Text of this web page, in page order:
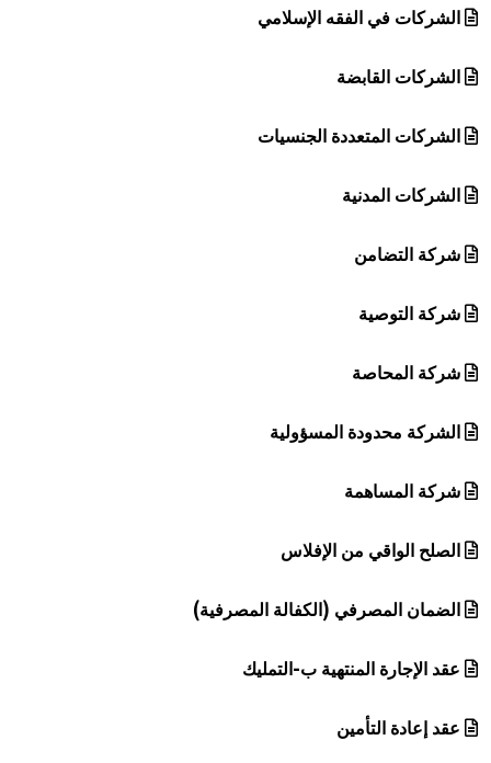
الشركات في الفقه الإسلامي
الشركات القابضة
الشركات المتعددة الجنسيات
الشركات المدنية
شركة التضامن
شركة التوصية
شركة المحاصة
الشركة محدودة المسؤولية
شركة المساهمة
الصلح الواقي من الإفلاس
الضمان المصرفي (الكفالة المصرفية)
عقد الإجارة المنتهية ب-التمليك
عقد إعادة التأمين